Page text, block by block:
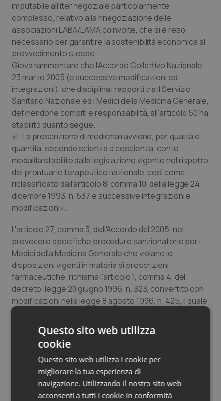
Oncologia & Nutrizione
Psoriasi & pelle
Quotidiano Cardiologia
Quotidiano Chirurgia
Quotidiano Oncologia
Quotidiano Pediatria
Rene & patologie urogenitali
Salute orale & impianti
Tiroide
Tumore al seno
Tumore ovarico
Tumori gastrointestinali
Ulcera & Reflusso
Vaccini
imputabile all'iter negoziale particolarmente
complesso, relativo alla rinegoziazione delle
associazioni LABA/LAMA coinvolte, che si è reso
necessario per garantire la sostenibilità economica al
provvedimento stesso.
Giova rammentare che l'Accordo Collettivo Nazionale
23 marzo 2005 (e successive modificazioni ed
integrazioni), che disciplina i rapporti tra il Servizio
Sanitario Nazionale ed i Medici della Medicina Generale,
definendone compiti e responsabilità, all'articolo 50 ha
stabilito quanto segue.
«1. La prescrizione di medicinali avviene, per qualità e
quantità, secondo scienza e coscienza, con le
modalità stabilite dalla legislazione vigente nel rispetto
del prontuario terapeutico nazionale, così come
riclassificato dall'articolo 8, comma 10, della legge 24
dicembre 1993, n. 537 e successive integrazioni e
modificazioni».
L'articolo 27, comma 3, dell'Accordo del 2005, nel
prevedere specifiche procedure sanzionatorie per i
Medici della Medicina Generale che violano le
disposizioni vigenti in materia di prescrizioni
farmaceutiche, richiama l'articolo 1, comma 4, del
decreto-legge 20 giugno 1996, n. 323, convertito con
modificazioni nella legge 8 agosto 1996, n. 425, il quale
l'obbligo da parte di tutti i medici del rispetto delle
condizioni e limitazioni previste dai provvedimenti della
Pertanto nel prossimo provvedimento di AIFA sarà
prevista, nel rispetto delle vigenti disposizioni la
possibilità per gli MMG di prescrivere i medicinali in
questione".
Questo sito web utilizza
cookie
Questo sito web utilizza i cookie per
migliorare la tua esperienza di
navigazione. Utilizzando il nostro sito web
acconsenti a tutti i cookie in conformità